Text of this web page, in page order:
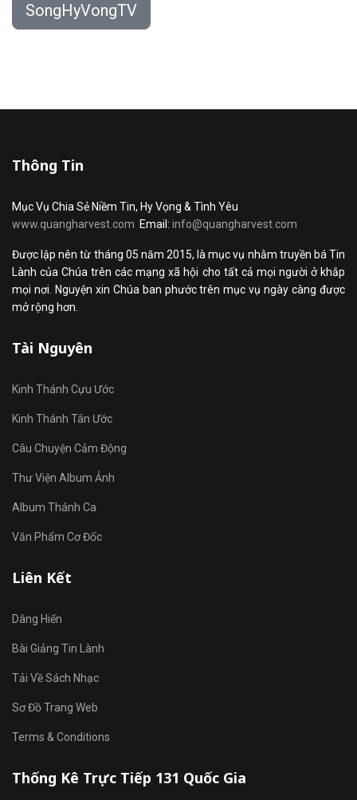
SongHyVongTV
Thông Tin
Mục Vụ Chia Sẻ Niềm Tin, Hy Vọng & Tình Yêu
www.quangharvest.com Email: info@quangharvest.com
Được lập nên từ tháng 05 năm 2015, là mục vụ nhằm truyền bá Tin
Lành của Chúa trên các mạng xã hội cho tất cả mọi người ở khắp
mọi nơi. Nguyện xin Chúa ban phước trên mục vụ ngày càng được
mở rộng hơn.
Tài Nguyên
Kinh Thánh Cựu Ước
Kinh Thánh Tân Ước
Câu Chuyện Cảm Động
Thư Viện Album Ảnh
Album Thánh Ca
Văn Phẩm Cơ Đốc
Liên Kết
Dâng Hiến
Bài Giảng Tin Lành
Tải Về Sách Nhạc
Sơ Đồ Trang Web
Terms & Conditions
Thống Kê Trực Tiếp 131 Quốc Gia